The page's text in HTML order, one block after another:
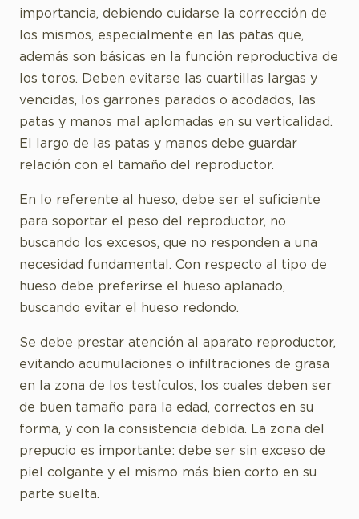
importancia, debiendo cuidarse la corrección de
los mismos, especialmente en las patas que,
además son básicas en la función reproductiva de
los toros. Deben evitarse las cuartillas largas y
vencidas, los garrones parados o acodados, las
patas y manos mal aplomadas en su verticalidad.
El largo de las patas y manos debe guardar
relación con el tamaño del reproductor.
En lo referente al hueso, debe ser el suficiente
para soportar el peso del reproductor, no
buscando los excesos, que no responden a una
necesidad fundamental. Con respecto al tipo de
hueso debe preferirse el hueso aplanado,
buscando evitar el hueso redondo.
Se debe prestar atención al aparato reproductor,
evitando acumulaciones o infiltraciones de grasa
en la zona de los testículos, los cuales deben ser
de buen tamaño para Ia edad, correctos en su
forma, y con la consistencia debida. La zona del
prepucio es importante: debe ser sin exceso de
piel colgante y el mismo más bien corto en su
parte suelta.